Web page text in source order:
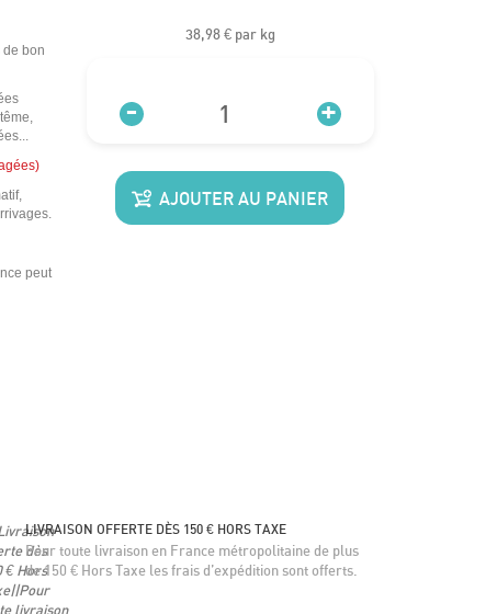
de bon
peut
38,98 €par kg
- +
AJOUTER AU PANIER
LIVRAISON OFFERTE DÈS 150 € HORS TAXE
Pour toute livraison en France métropolitaine de plus
de 150 € Hors Taxe les frais d’expédition sont offerts.